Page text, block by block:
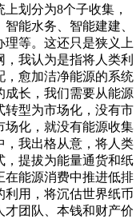
划分为8个子收集，
能水务、智能建建、
等。这还只是狭义上
我认为是指将人类利
，愈加洁净能源的系统
成长，我们需要从能源
转型为市场化，没有市
场化，就没有能源收集
，我出格从意，将人类
，提拔为能量通货和纸
在能源消费中推进低排
利用，将沉估世界纸币
才团队、本钱和财产价